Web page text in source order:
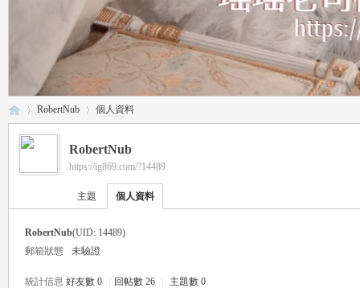
›
RobertNub 個人資料
RobertNub
https://ig869.com/?14489
主題 個人資料
RobertNub(UID: 14489)
郵箱狀態
未驗證
統計信息 好友數 0 回帖數 26 主題數 0